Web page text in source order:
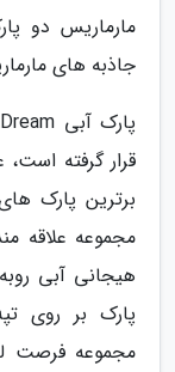
مارماریس دو
جاذبه های
قرار گرفته
برترین پارک
مجموعه علاقه
هیجانی آبی
پارک بر روی
مجموعه فرصت